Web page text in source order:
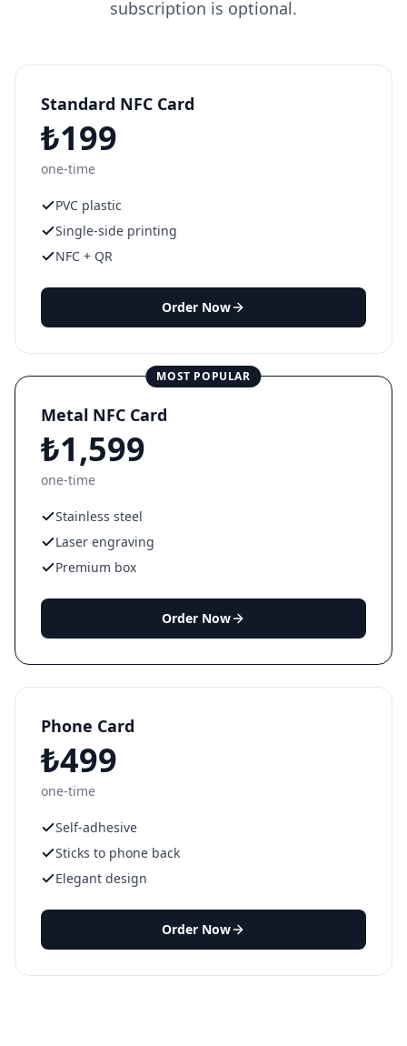
subscription is optional.
Standard NFC Card
₺199
one-time
PVC plastic
Single-side printing
NFC + QR
Order Now
MOST POPULAR
Metal NFC Card
₺1,599
one-time
Stainless steel
Laser engraving
Premium box
Order Now
Phone Card
₺499
one-time
Self-adhesive
Sticks to phone back
Elegant design
Order Now